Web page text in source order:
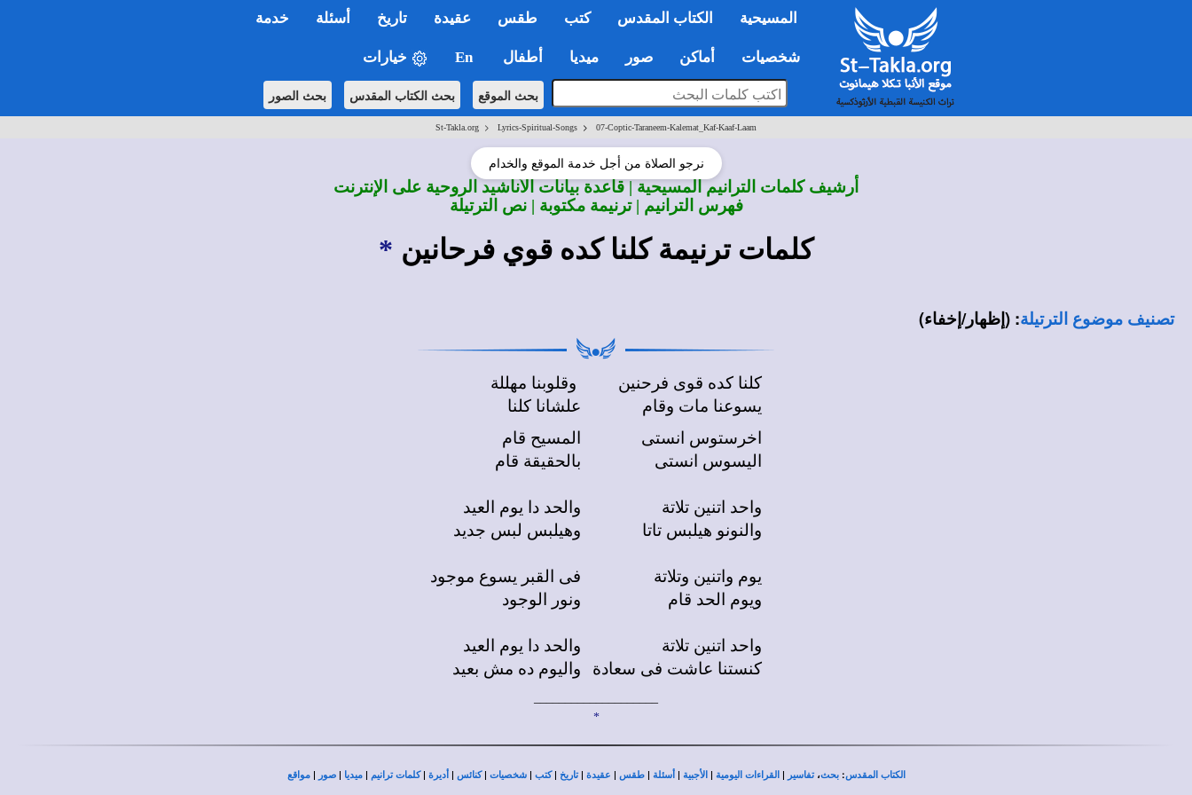
المسيحية الكتاب المقدس كتب طقس عقيدة تاريخ أسئلة خدمة
شخصيات أماكن صور ميديا أطفال En خيارات
بحث الموقع بحث الكتاب المقدس بحث الصور
St-Takla.org > Lyrics-Spiritual-Songs > 07-Coptic-Taraneem-Kalemat_Kaf-Kaaf-Laam
نرجو الصلاة من أجل خدمة الموقع والخدام
أرشيف كلمات الترانيم المسيحية | قاعدة بيانات الأناشيد الروحية على الإنترنت
فهرس الترانيم | ترنيمة مكتوبة | نص الترتيلة
كلمات ترنيمة كلنا كده قوي فرحانين *
تصنيف موضوع الترتيلة: (إظهار/إخفاء)
كلنا كده قوى فرحنين
يسوعنا مات وقام
اخرستوس انستى
اليسوس انستى
واحد اتنين تلاتة
والنونو هيلبس تاتا
يوم واتنين وتلاتة
ويوم الحد قام
واحد اتنين تلاتة
كنستنا عاشت فى سعادة
وقلوبنا مهللة
علشانا كلنا
المسيح قام
بالحقيقة قام
والحد دا يوم العيد
وهيلبس لبس جديد
فى القبر يسوع موجود
ونور الوجود
والحد دا يوم العيد
واليوم ده مش بعيد
*
الكتاب المقدس:بحث،تفاسير | القراءات اليومية | الأجبية | أسئلة |طقس | عقيدة |تاريخ |كتب |شخصيات |كنائس | أديرة |كلمات ترانيم |ميديا |صور |مواقع